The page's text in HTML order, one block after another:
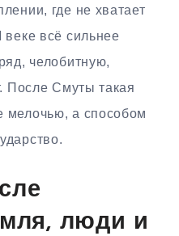
где не хватает
всё сильнее
челобитную,
После Смуты такая
мелочью, а способом
люди и